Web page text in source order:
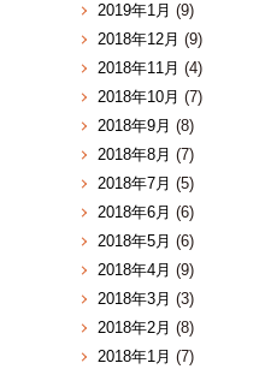
2019年1月 (9)
2018年12月 (9)
2018年11月 (4)
2018年10月 (7)
2018年9月 (8)
2018年8月 (7)
2018年7月 (5)
2018年6月 (6)
2018年5月 (6)
2018年4月 (9)
2018年3月 (3)
2018年2月 (8)
2018年1月 (7)